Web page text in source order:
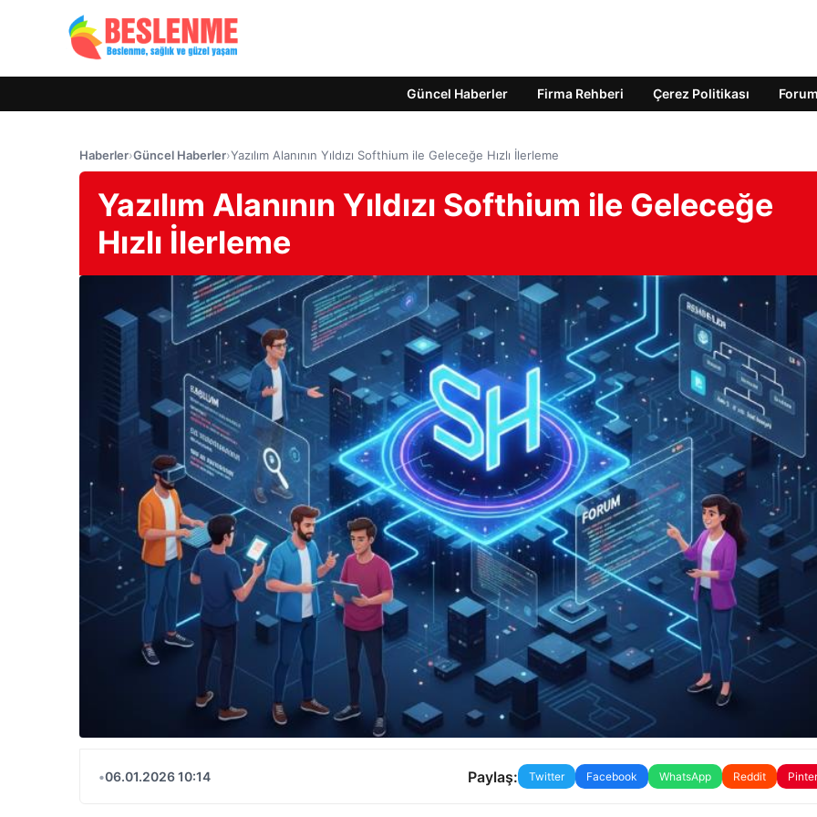
Güncel Haberler Firma Rehberi Çerez Politikası Forum
Haberler›Güncel Haberler›Yazılım Alanının Yıldızı Softhium ile Geleceğe Hızlı İlerleme
Yazılım Alanının Yıldızı Softhium ile Geleceğe
Hızlı İlerleme
•06.01.2026 10:14 Paylaş: Twitter Facebook WhatsApp Reddit